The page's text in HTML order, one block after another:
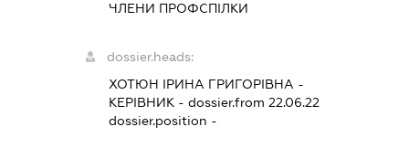
ЧЛЕНИ ПРОФСПІЛКИ
dossier.heads:
ХОТЮН ІРИНА ГРИГОРІВНА -
КЕРІВНИК - dossier.from 22.06.22
dossier.position -